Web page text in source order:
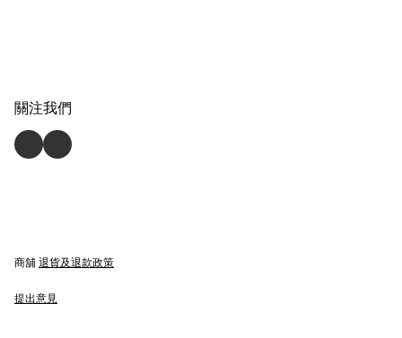
關注我們
商舖 退貨及退款政策
提出意見